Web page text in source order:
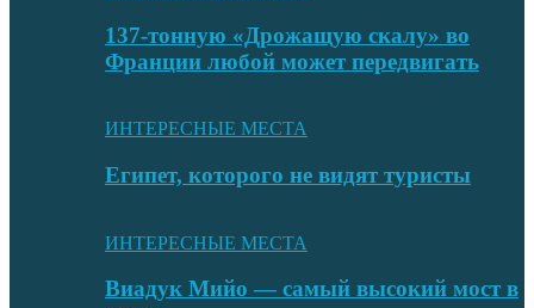
137-тонную «Дрожащую скалу» во
Франции любой может передвигать
ИНТЕРЕСНЫЕ МЕСТА
Египет, которого не видят туристы
ИНТЕРЕСНЫЕ МЕСТА
Виадук Мийо — самый высокий мост в